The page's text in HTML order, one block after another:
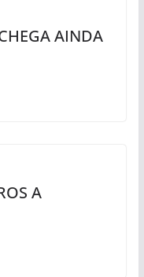
AINDA
A